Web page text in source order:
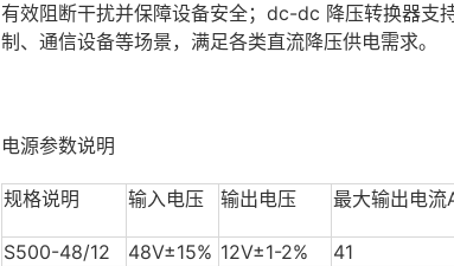
有效阻断干扰并保障设备安全；dc-dc 降压转换器支
制、通信设备等场景，满足各类直流降压供电需求。
电源参数说明
规格说明 输入电压 输出电压 最大输出电流
S500-48/12 48V±15% 12V±1-2% 41